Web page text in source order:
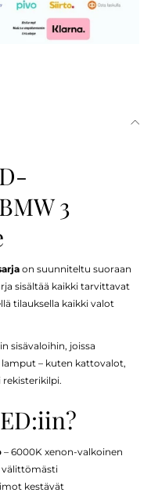
3
on suunniteltu suoraan
sisältää kaikki tarvittavat
tilauksella kaikki valot
sisävaloihin, joissa
– kuten kattovalot,
– 6000K xenon-valkoinen
välittömästi
kestävät